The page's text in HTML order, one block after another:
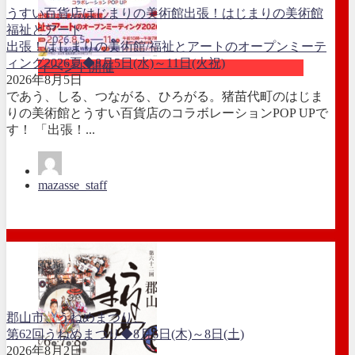
イベント開催
うすい百貨店はじまりの美術館出張！はじまりの美術館
福祉とアート
出張！はじまりの美術館/福祉とアートのオープンミーテ
ィング2026夏◆8月5日(水)～11日(火祝)
2026年8月5日
であう、しる、つながる、ひろがる。猪苗代町のはじま
りの美術館とうすい百貨店のコラボレーションPOP UPで
す！ 「出張！...
mazasse_staff
郡山市、うねめまつり、
第62回うねめまつり◆8月6日(木)～8日(土)
2026年8月2日